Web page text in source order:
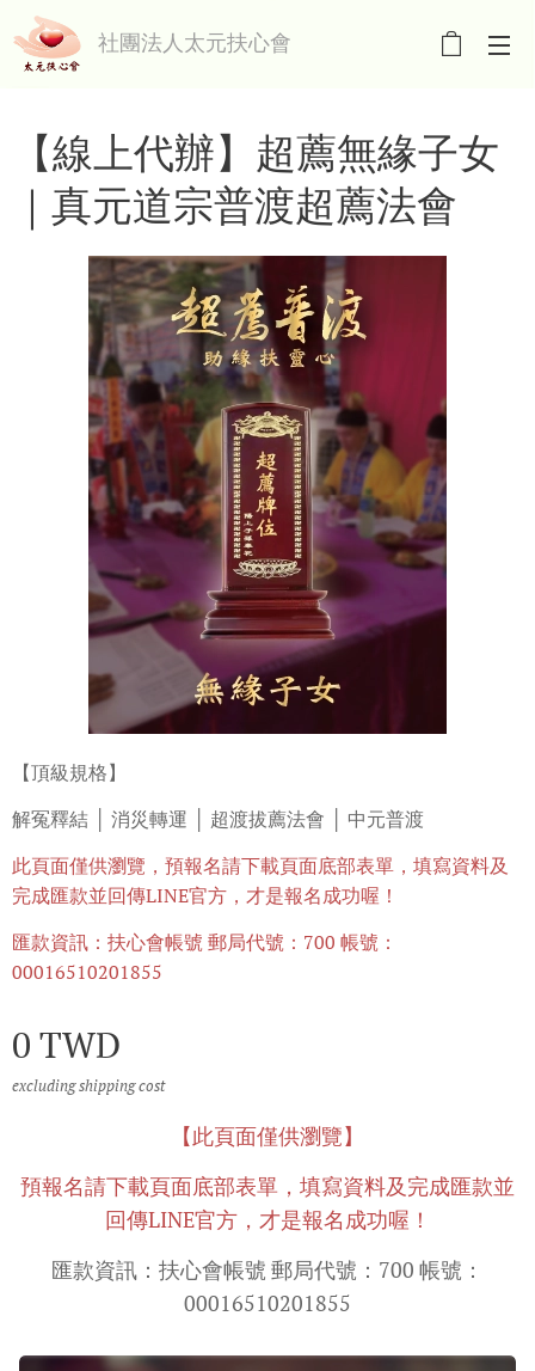
社團法人太元扶心會
【線上代辦】超薦無緣子女
｜真元道宗普渡超薦法會
【頂級規格】
解冤釋結 │ 消災轉運 │ 超渡拔薦法會 │ 中元普渡
此頁面僅供瀏覽，預報名請下載頁面底部表單，填寫資料及
完成匯款並回傳LINE官方，才是報名成功喔！
匯款資訊：扶心會帳號 郵局代號：700 帳號：
00016510201855
0 TWD
excluding shipping cost
【此頁面僅供瀏覽】
預報名請下載頁面底部表單，填寫資料及完成匯款並
回傳LINE官方，才是報名成功喔！
匯款資訊：扶心會帳號 郵局代號：700 帳號：
00016510201855